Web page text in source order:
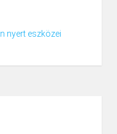
nyert eszközei